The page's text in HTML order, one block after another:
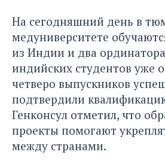
На сегодняшний день в
медуниверситете
из Индии и два
индийских студентов уже
четверо выпускников
подтвердили
Генконсул отметил, что
проекты помогают
между странами.